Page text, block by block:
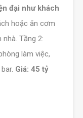
đại như khách
hoặc ăn cơm
Tầng 2:
làm việc,
Giá: 45 tỷ